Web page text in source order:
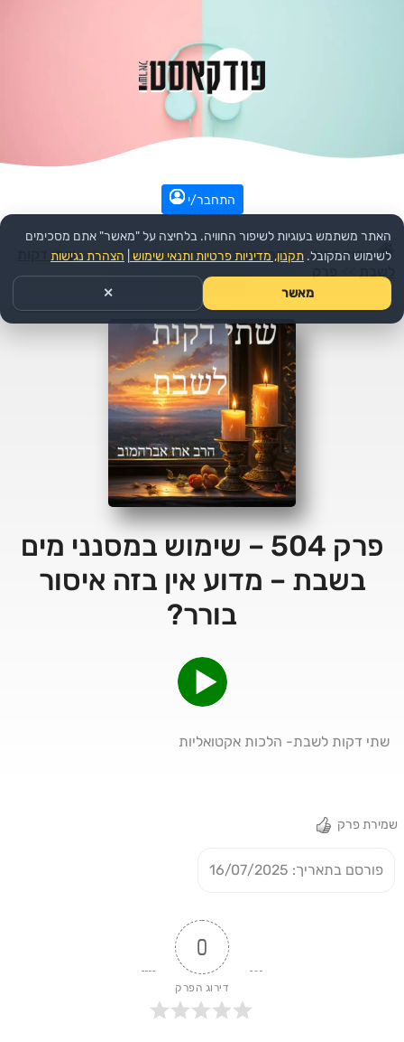
התחבר/י
עמוד הבית >> דת ורוחני >> יהדות >>הפודקאסט: שתי דקות
פרק 504 – שימוש במסנני מים
בשבת – מדוע אין בזה איסור
בורר?
שתי דקות לשבת- הלכות אקטואליות
שמירת פרק
פורסם בתאריך: 16/07/2025
0
דירוג הפרק
האתר משתמש בעוגיות לשיפור החוויה. בלחיצה על "מאשר" אתם מסכימים
לשימוש המקובל. תקנון, מדיניות פרטיות ותנאי שימוש הצהרת נגישות
מאשר ✕